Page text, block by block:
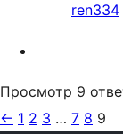
ren334
Просмотр 9
← 1 2 3 … 7 8 9